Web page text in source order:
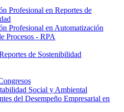
Profesional en Reportes de
Profesional en Automatización
Procesos - RPA
de Sostenibilidad
Social y Ambiental
del Desempeño Empresarial en